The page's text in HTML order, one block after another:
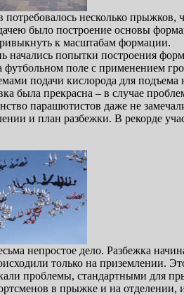
потребовалось несколько
было построение основы
к масштабам формации.
начались попытки построения
поле с применением
подачи кислорода для
была прекрасна – в случае
парашютистов даже не
и план разбежки. В рекорде
непростое дело. Разбежка
только на приземлении.
проблемы, стандартными для
в прыжке и на отделении,